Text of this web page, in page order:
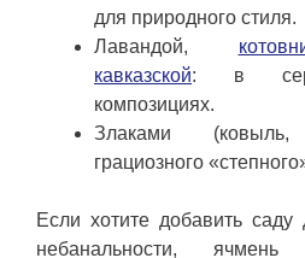
для природного стиля.
Лавандой,
кавказской: в
композициях.
Злаками
грациозного
Если хотите добавить саду
небанальности, ячмень